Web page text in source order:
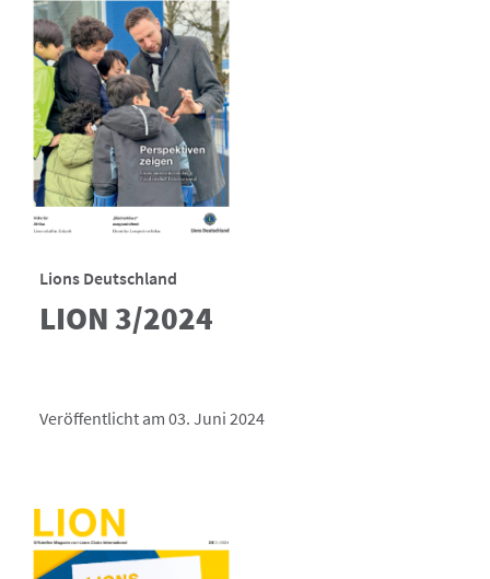
Lions Deutschland
LION 3/2024
Veröffentlicht am 03. Juni 2024